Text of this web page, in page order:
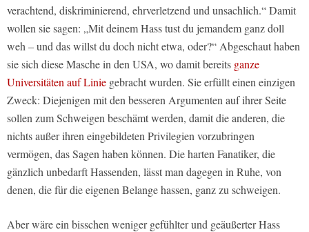
verachtend, diskriminierend, ehrverletzend und unsachlich.“ Damit
wollen sie sagen: „Mit deinem Hass tust du jemandem ganz doll
weh – und das willst du doch nicht etwa, oder?“ Abgeschaut haben
sie sich diese Masche in den USA, wo damit bereits ganze
Universitäten auf Linie gebracht wurden. Sie erfüllt einen einzigen
Zweck: Diejenigen mit den besseren Argumenten auf ihrer Seite
sollen zum Schweigen beschämt werden, damit die anderen, die
nichts außer ihren eingebildeten Privilegien vorzubringen
vermögen, das Sagen haben können. Die harten Fanatiker, die
gänzlich unbedarft Hassenden, lässt man dagegen in Ruhe, von
denen, die für die eigenen Belange hassen, ganz zu schweigen.
Aber wäre ein bisschen weniger gefühlter und geäußerter Hass